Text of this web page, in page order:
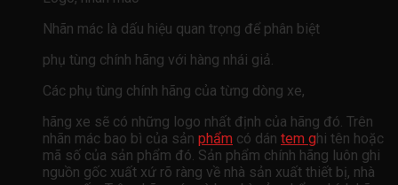
Nhãn mác là dấu hiệu quan trọng để phân biệt
phụ tùng chính hãng với hàng nhái giả.
Các phụ tùng chính hãng của từng dòng xe,
hãng xe sẽ có những logo nhất định của hãng đó. Trên
nhãn mác bao bì của sản phẩm có dán tem ghi tên hoặc
mã số của sản phẩm đó. Sản phẩm chính hãng luôn ghi
nguồn gốc xuất xứ rõ ràng về nhà sản xuất thiết bị, nhà